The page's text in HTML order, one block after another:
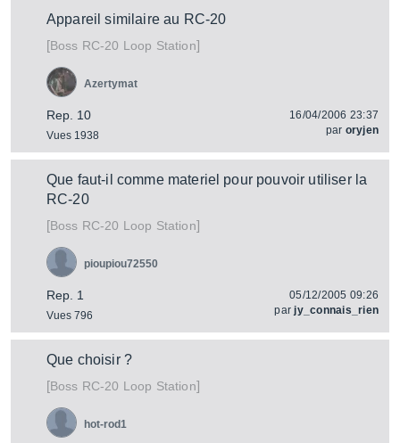
Appareil similaire au RC-20
[Boss RC-20 Loop Station]
Rep. 10
Vues 1938
Azertymat
16/04/2006 23:37
par oryjen
Que faut-il comme materiel pour pouvoir utiliser la
RC-20
[Boss RC-20 Loop Station]
Rep. 1
Vues 796
pioupiou72550
05/12/2005 09:26
parjy_connais_rien
Que choisir ?
[Boss RC-20 Loop Station]
hot-rod1